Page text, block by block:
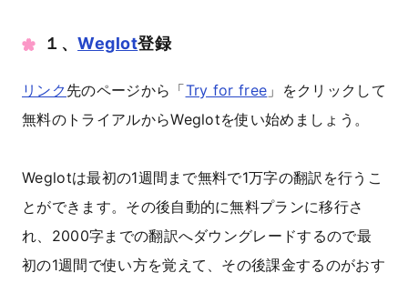
１、Weglot登録
リンク 先のページから「Try for free 」をクリックして
無料のトライアルからWeglotを使い始めましょう。
Weglotは最初の1週間まで無料で1万字の翻訳を行うこ
とができます。その後自動的に無料プランに移行さ
れ、2000字までの翻訳へダウングレードするので最
初の1週間で使い方を覚えて、その後課金するのがおす